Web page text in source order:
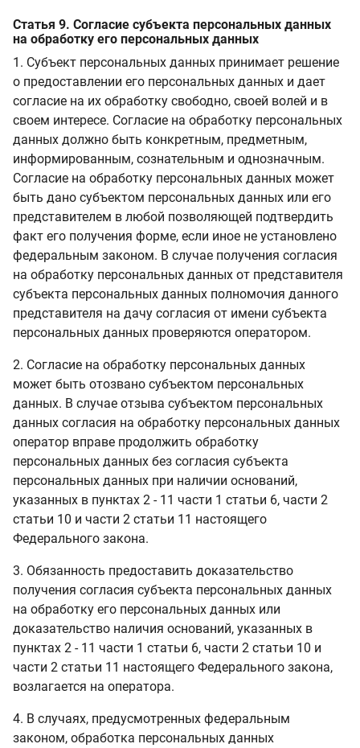
Статья 9. Согласие субъекта персональных данных
на обработку его персональных данных
1. Субъект персональных данных принимает решение
о предоставлении его персональных данных и дает
согласие на их обработку свободно, своей волей и в
своем интересе. Согласие на обработку персональных
данных должно быть конкретным, предметным,
информированным, сознательным и однозначным.
Согласие на обработку персональных данных может
быть дано субъектом персональных данных или его
представителем в любой позволяющей подтвердить
факт его получения форме, если иное не установлено
федеральным законом. В случае получения согласия
на обработку персональных данных от представителя
субъекта персональных данных полномочия данного
представителя на дачу согласия от имени субъекта
персональных данных проверяются оператором.
2. Согласие на обработку персональных данных
может быть отозвано субъектом персональных
данных. В случае отзыва субъектом персональных
данных согласия на обработку персональных данных
оператор вправе продолжить обработку
персональных данных без согласия субъекта
персональных данных при наличии оснований,
указанных в пунктах 2 - 11 части 1 статьи 6, части 2
статьи 10 и части 2 статьи 11 настоящего
Федерального закона.
3. Обязанность предоставить доказательство
получения согласия субъекта персональных данных
на обработку его персональных данных или
доказательство наличия оснований, указанных в
пунктах 2 - 11 части 1 статьи 6, части 2 статьи 10 и
части 2 статьи 11 настоящего Федерального закона,
возлагается на оператора.
4. В случаях, предусмотренных федеральным
законом, обработка персональных данных